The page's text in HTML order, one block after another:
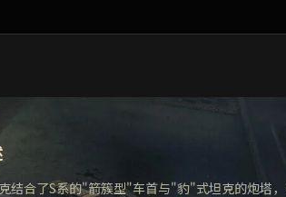
结合了S系的"箭簇型"车首与"豹"式坦克的炮塔